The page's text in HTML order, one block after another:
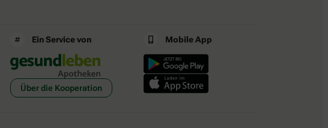
Ein Service von
Über die Kooperation
Mobile App